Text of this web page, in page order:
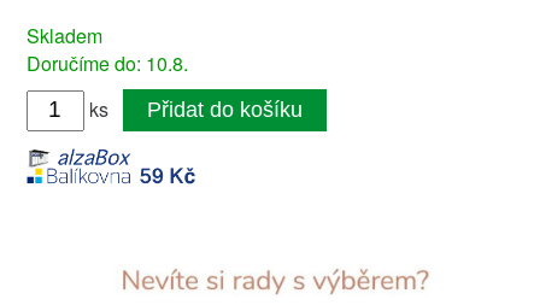
Skladem
Doručíme do: 10.8.
ks
Přidat do košíku